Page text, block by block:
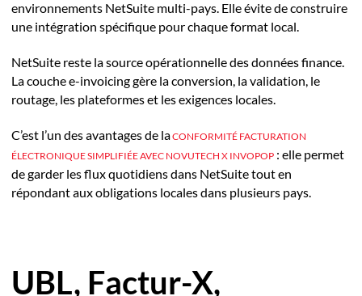
environnements NetSuite multi-pays. Elle évite de construire
une intégration spécifique pour chaque format local.
NetSuite reste la source opérationnelle des données finance.
La couche e-invoicing gère la conversion, la validation, le
routage, les plateformes et les exigences locales.
C’est l’un des avantages de laCONFORMITÉ FACTURATION
ÉLECTRONIQUE SIMPLIFIÉE AVEC NOVUTECH X INVOPOP: elle permet
de garder les flux quotidiens dans NetSuite tout en
répondant aux obligations locales dans plusieurs pays.
UBL, Factur-X,